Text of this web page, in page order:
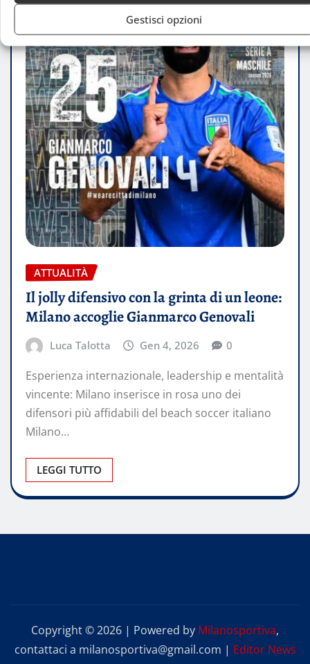
Gestisci opzioni
ATTUALITÀ
Il jolly difensivo con la grinta di un leone:
Milano accoglie Gianmarco Genovali
Luca Talotta Gen 4, 2026 0
Esperienza internazionale, leadership e mentalità
vincente: Milano inserisce in rosa uno dei
difensori più affidabili del beach soccer italiano
Milano…
LEGGI TUTTO
Copyright © 2026 | Powered by Milanosportiva,
contattaci a milanosportiva@gmail.com | Editor News